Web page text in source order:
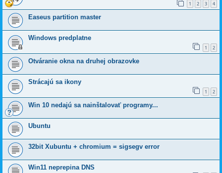
1 2 3 4
Easeus partition master
Windows predplatne
1 2
Otváranie okna na druhej obrazovke
Strácajú sa ikony
1 2
Win 10 nedajú sa nainštalovať programy...
Ubuntu
32bit Xubuntu + chromium = sigsegv error
Win11 neprepina DNS